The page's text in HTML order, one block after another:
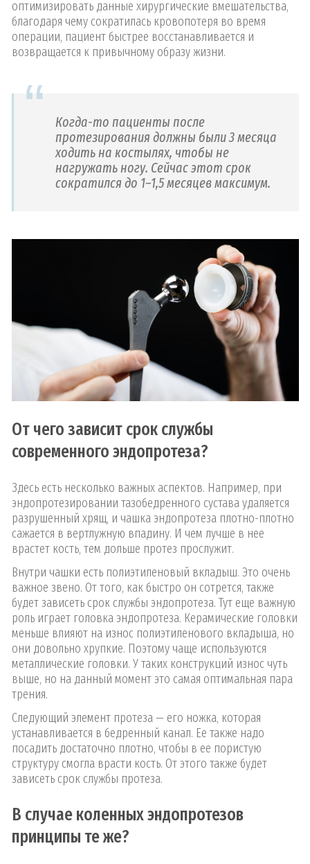
оптимизировать данные хирургические вмешательства,
благодаря чему сократилась кровопотеря во время
операции, пациент быстрее восстанавливается и
возвращается к привычному образу жизни.
Когда-то пациенты после
протезирования должны были 3 месяца
ходить на костылях, чтобы не
нагружать ногу. Сейчас этот срок
сократился до 1–1,5 месяцев максимум.
От чего зависит срок службы
современного эндопротеза?
Здесь есть несколько важных аспектов. Например, при
эндопротезировании тазобедренного сустава удаляется
разрушенный хрящ, и чашка эндопротеза плотно-плотно
сажается в вертлужную впадину. И чем лучше в нее
врастет кость, тем дольше протез прослужит.
Внутри чашки есть полиэтиленовый вкладыш. Это очень
важное звено. От того, как быстро он сотрется, также
будет зависеть срок службы эндопротеза. Тут еще важную
роль играет головка эндопротеза. Керамические головки
меньше влияют на износ полиэтиленового вкладыша, но
они довольно хрупкие. Поэтому чаще используются
металлические головки. У таких конструкций износ чуть
выше, но на данный момент это самая оптимальная пара
трения.
Следующий элемент протеза — его ножка, которая
устанавливается в бедренный канал. Ее также надо
посадить достаточно плотно, чтобы в ее пористую
структуру смогла врасти кость. От этого также будет
зависеть срок службы протеза.
В случае коленных эндопротезов
принципы те же?